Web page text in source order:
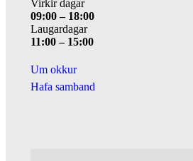
Virkir dagar
09:00 – 18:00
Laugardagar
11:00 – 15:00
Um okkur
Hafa samband